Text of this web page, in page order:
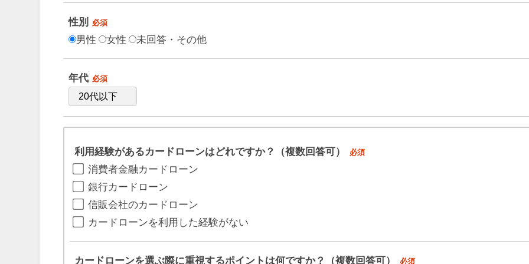
性別 必須
男性 女性 未回答・その他
年代 必須
利用経験があるカードローンはどれですか？（複数回答可） 必須
消費者金融カードローン
銀行カードローン
信販会社のカードローン
カードローンを利用した経験がない
カードローンを選ぶ際に重視するポイントは何ですか？（複数回答可） 必須